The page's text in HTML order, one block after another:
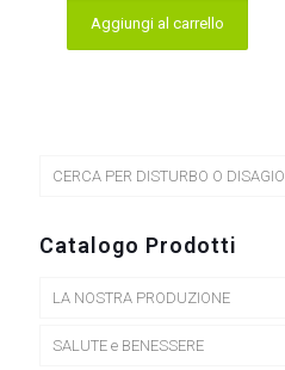
Aggiungi al carrello
CERCA PER DISTURBO O DISAGIO
Catalogo Prodotti
LA NOSTRA PRODUZIONE
SALUTE e BENESSERE